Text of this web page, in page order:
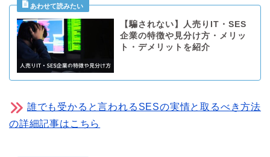
【騙されない】人売りIT・SES
企業の特徴や見分け方・メリッ
ト・デメリットを紹介
誰でも受かると言われるSESの実情と取るべき方法
の詳細記事はこちら